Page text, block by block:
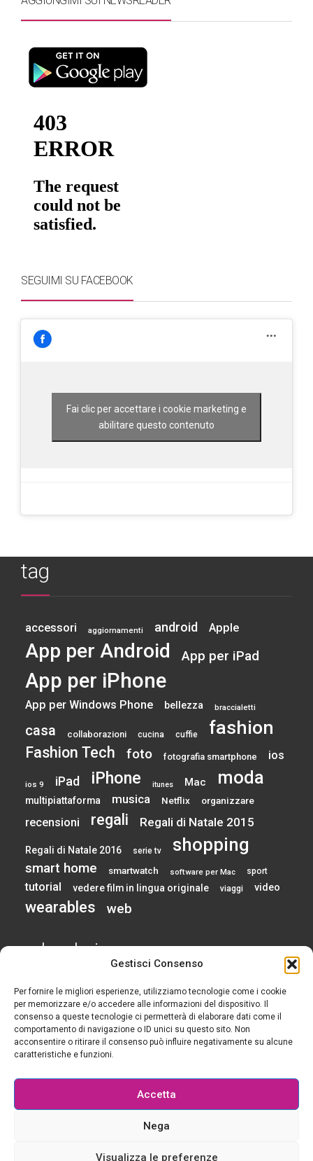
Gestisci Consenso
Per fornire le migliori esperienze, utilizziamo tecnologie come i cookie
per memorizzare e/o accedere alle informazioni del dispositivo. Il
consenso a queste tecnologie ci permetterà di elaborare dati come il
comportamento di navigazione o ID unici su questo sito. Non
acconsentire o ritirare il consenso può influire negativamente su alcune
caratteristiche e funzioni.
Accetta
Nega
Visualizza le preferenze
SEGUIMI SU FACEBOOK
Fai clic per accettare i cookie marketing e
abilitare questo contenuto
tag
accessori aggiornamenti android Apple
App per Android App per iPad
App per iPhone
App per Windows Phone bellezza braccialetti
casa collaborazioni cucina cuffie fashion
Fashion Tech foto fotografia smartphone ios
ios 9 iPad iPhone itunes Mac moda
multipiattaforma musica Netflix organizzare
recensioni regali Regali di Natale 2015
Regali di Natale 2016 serie tv shopping
smart home smartwatch software per Mac sport
tutorial vedere film in lingua originale viaggi video
wearables web
calendario
AGOSTO 2026
L M M G V S
1
2
10
11 12 13 14 15
16
20